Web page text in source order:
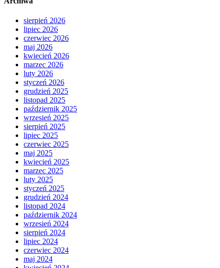
sierpień 2026
lipiec 2026
czerwiec 2026
maj 2026
kwiecień 2026
marzec 2026
luty 2026
styczeń 2026
grudzień 2025
listopad 2025
październik 2025
wrzesień 2025
sierpień 2025
lipiec 2025
czerwiec 2025
maj 2025
kwiecień 2025
marzec 2025
luty 2025
styczeń 2025
grudzień 2024
listopad 2024
październik 2024
wrzesień 2024
sierpień 2024
lipiec 2024
czerwiec 2024
maj 2024